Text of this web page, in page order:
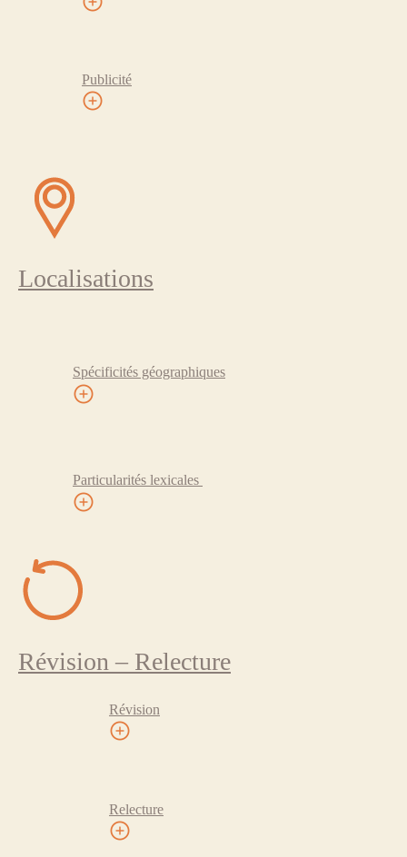
Publicité
Localisations
Spécificités géographiques
Particularités lexicales
Révision – Relecture
Révision
Relecture